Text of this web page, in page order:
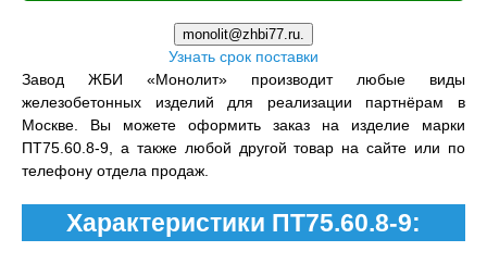
monolit@zhbi77.ru.
Узнать срок поставки
Завод ЖБИ «Монолит» производит любые виды
железобетонных изделий для реализации партнёрам в
Москве. Вы можете оформить заказ на изделие марки
ПТ75.60.8-9, а также любой другой товар на сайте или по
телефону отдела продаж.
Характеристики ПТ75.60.8-9: